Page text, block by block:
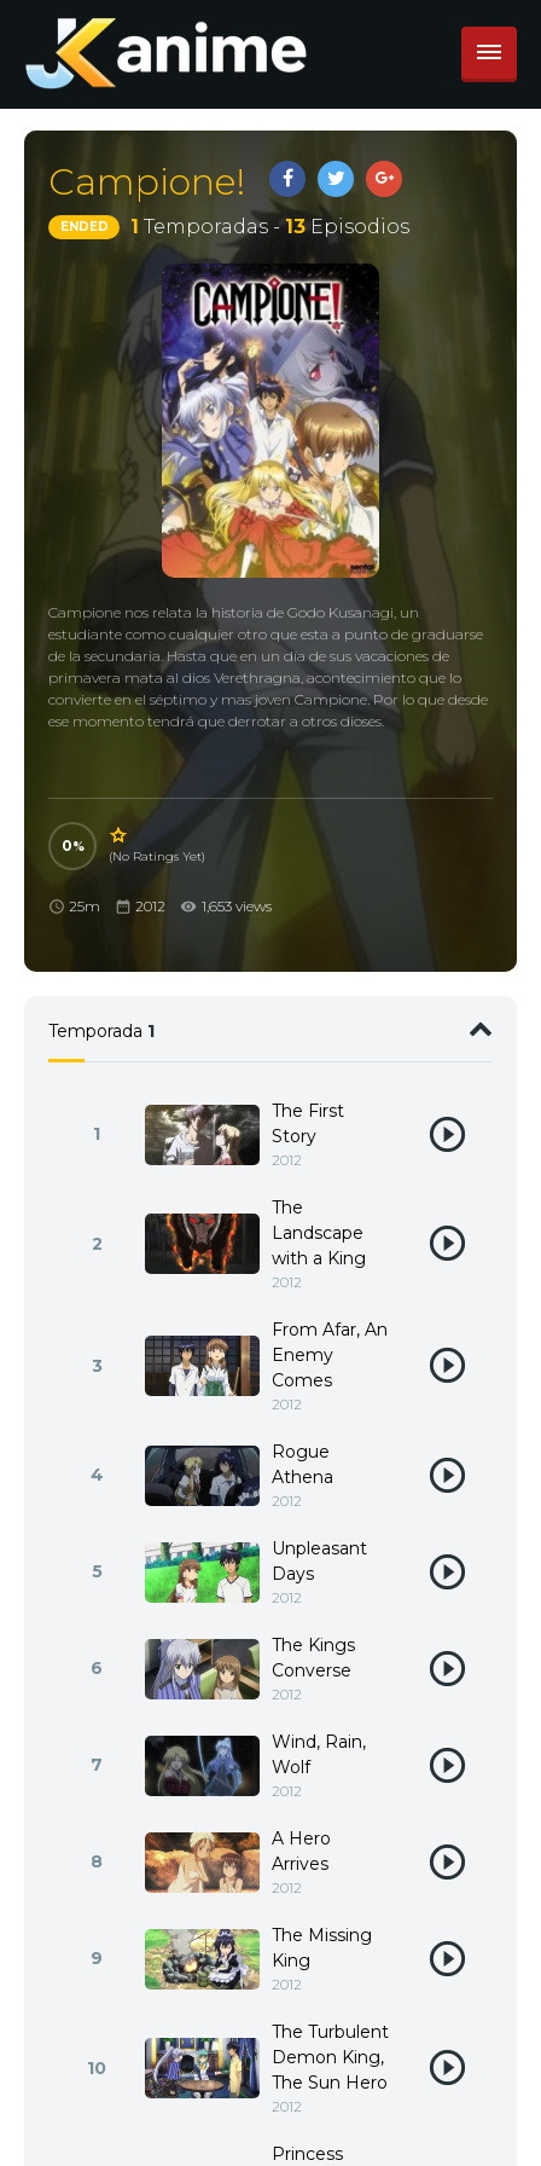
Campione!
ENDED 1 Temporadas -13Episodios
Campione nos relata la historia de Godo Kusanagi, un
estudiante como cualquier otro que esta a punto de graduarse
de la secundaria. Hasta que en un día de sus vacaciones de
primavera mata al dios Verethragna, acontecimiento que lo
convierte en el séptimo y mas joven Campione. Por lo que desde
ese momento tendrá que derrotar a otros dioses.
0
(No Ratings Yet)
25m 2012 1,653 views
Temporada 1
1
The First
Story
2012
2
The
Landscape
with a King
2012
3
From Afar, An
Enemy
Comes
2012
4
Rogue
Athena
2012
5
Unpleasant
Days
2012
6
The Kings
Converse
2012
7
Wind, Rain,
Wolf
2012
8
A Hero
Arrives
2012
9
The Missing
King
2012
10
The Turbulent
Demon King,
The Sun Hero
2012
Princess